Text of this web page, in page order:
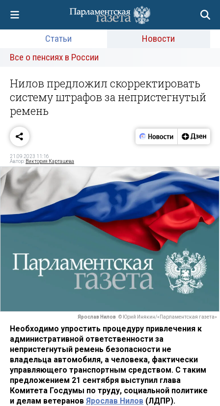
Статьи
Новости
Все о пенсиях в России
Нилов предложил скорректировать
систему штрафов за непристегнутый
ремень
21.09.2023 11:16
Автор: Виктория Карташева
Ярослав Нилов © Юрий Инякин/«Парламентская газета»
Необходимо упростить процедуру привлечения к
административной ответственности за
непристегнутый ремень безопасности не
владельца автомобиля, а человека, фактически
управляющего транспортным средством. С таким
предложением 21 сентября выступил глава
Комитета Госдумы по труду, социальной политике
и делам ветеранов Ярослав Нилов (ЛДПР).